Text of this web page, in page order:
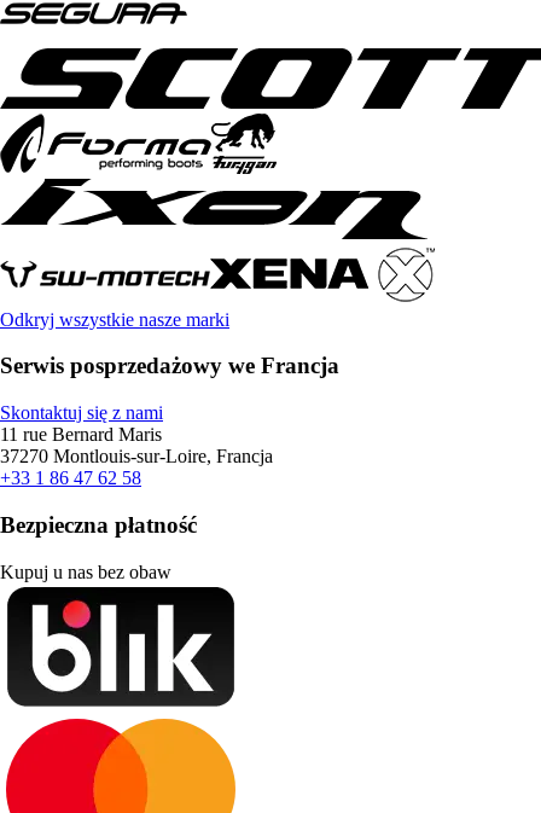
Odkryj wszystkie nasze marki
Serwis posprzedażowy we Francja
Skontaktuj się z nami
11 rue Bernard Maris
37270 Montlouis-sur-Loire, Francja
+33 1 86 47 62 58
Bezpieczna płatność
Kupuj u nas bez obaw